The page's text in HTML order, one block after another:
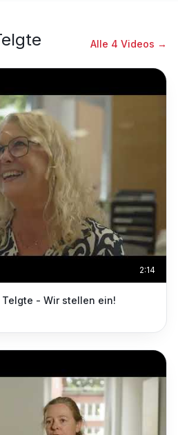
Alle 4 Videos →
2:14
- Wir stellen ein!